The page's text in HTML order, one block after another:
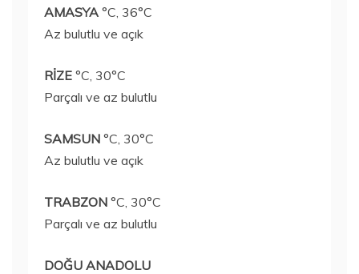
AMASYA °C, 36°C
Az bulutlu ve açık
RİZE °C, 30°C
Parçalı ve az bulutlu
SAMSUN °C, 30°C
Az bulutlu ve açık
TRABZON °C, 30°C
Parçalı ve az bulutlu
DOĞU ANADOLU